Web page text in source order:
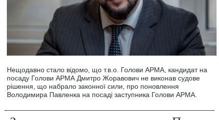
Нещодавно стало відомо, що т.в.о. Голови АРМА, кандидат на
посаду Голови АРМА Дмитро Жоравович не виконав судове
рішення, що набрало законної сили, про поновлення
Володимира Павленка на посаді заступника Голови АРМА.